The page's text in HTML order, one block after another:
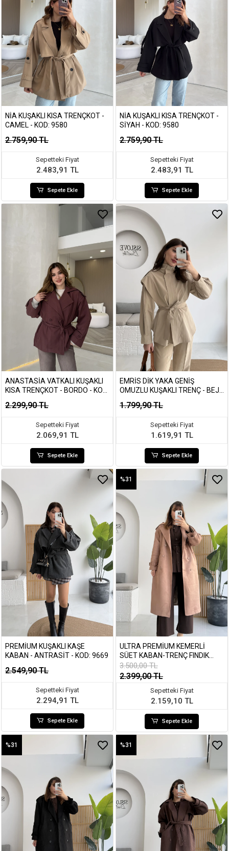
NIA KUŞAKLI KISA TRENÇKOT -
CAMEL - KOD: 9580
2.759,90 TL
Sepetteki Fiyat
2.483,91 TL
Sepete Ekle
NIA KUŞAKLI KISA TRENÇKOT -
SIYAH - KOD: 9580
2.759,90 TL
Sepetteki Fiyat
2.483,91 TL
Sepete Ekle
ANASTASIA VATKALI KUŞAKLI
KISA TRENÇKOT - BORDO - KOD:
2.299,90 TL
Sepetteki Fiyat
2.069,91 TL
Sepete Ekle
EMRIS DIK YAKA GENIŞ
OMUZLU KUŞAKLI TRENÇ - BEJ
1.799,90 TL
Sepetteki Fiyat
1.619,91 TL
Sepete Ekle
PREMIUM KUŞAKLI KAŞE
KABAN - ANTRASIT - KOD: 9669
2.549,90 TL
Sepetteki Fiyat
2.294,91 TL
Sepete Ekle
ULTRA PREMIUM KEMERLI
SÜET KABAN-TRENÇ FINDIK
RENGI - 9608
%31
3.500,00 TL
2.399,00 TL
Sepetteki Fiyat
2.159,10 TL
Sepete Ekle
%31 %31